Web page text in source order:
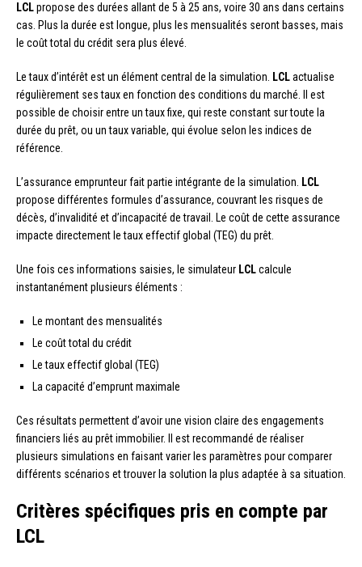
LCLpropose des durées allant de 5 à 25 ans, voire 30 ans dans certains
cas. Plus la durée est longue, plus les mensualités seront basses, mais
le coût total du crédit sera plus élevé.
Le taux d’intérêt est un élément central de la simulation. LCLactualise
régulièrement ses taux en fonction des conditions du marché. Il est
possible de choisir entre un taux fixe, qui reste constant sur toute la
durée du prêt, ou un taux variable, qui évolue selon les indices de
référence.
L’assurance emprunteur fait partie intégrante de la simulation.
LCL
propose différentes formules d’assurance, couvrant les risques de
décès, d’invalidité et d’incapacité de travail. Le coût de cette assurance
impacte directement le taux effectif global (TEG) du prêt.
Une fois ces informations saisies, le simulateur LCLcalcule
instantanément plusieurs éléments :
Le montant des mensualités
Le coût total du crédit
Le taux effectif global (TEG)
La capacité d’emprunt maximale
Ces résultats permettent d’avoir une vision claire des engagements
financiers liés au prêt immobilier. Il est recommandé de réaliser
plusieurs simulations en faisant varier les paramètres pour comparer
différents scénarios et trouver la solution la plus adaptée à sa situation.
Critères spécifiques pris en compte par
LCL